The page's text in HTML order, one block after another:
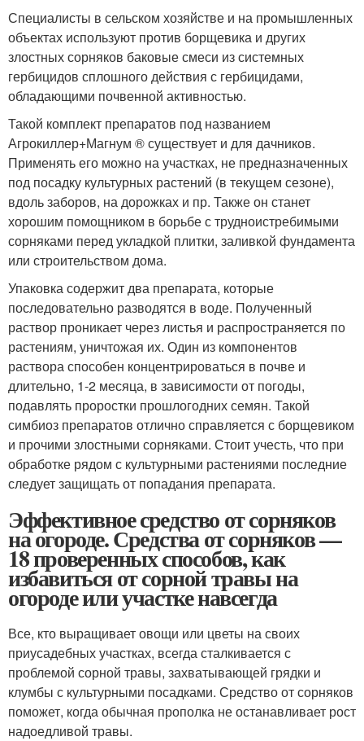
Специалисты в сельском хозяйстве и на промышленных
объектах используют против борщевика и других
злостных сорняков баковые смеси из системных
гербицидов сплошного действия с гербицидами,
обладающими почвенной активностью.
Такой комплект препаратов под названием
Агрокиллер+Магнум ® существует и для дачников.
Применять его можно на участках, не предназначенных
под посадку культурных растений (в текущем сезоне),
вдоль заборов, на дорожках и пр. Также он станет
хорошим помощником в борьбе с трудноистребимыми
сорняками перед укладкой плитки, заливкой фундамента
или строительством дома.
Упаковка содержит два препарата, которые
последовательно разводятся в воде. Полученный
раствор проникает через листья и распространяется по
растениям, уничтожая их. Один из компонентов
раствора способен концентрироваться в почве и
длительно, 1-2 месяца, в зависимости от погоды,
подавлять проростки прошлогодних семян. Такой
симбиоз препаратов отлично справляется с борщевиком
и прочими злостными сорняками. Стоит учесть, что при
обработке рядом с культурными растениями последние
следует защищать от попадания препарата.
Эффективное средство от сорняков
на огороде. Средства от сорняков —
18 проверенных способов, как
избавиться от сорной травы на
огороде или участке навсегда
Все, кто выращивает овощи или цветы на своих
приусадебных участках, всегда сталкивается с
проблемой сорной травы, захватывающей грядки и
клумбы с культурными посадками. Средство от сорняков
поможет, когда обычная прополка не останавливает рост
надоедливой травы.